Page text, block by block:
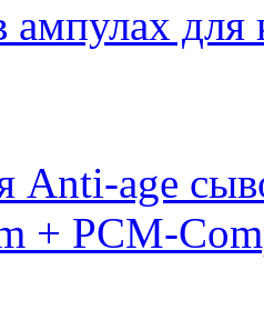
ампулах для
Anti-age
+ PCM-